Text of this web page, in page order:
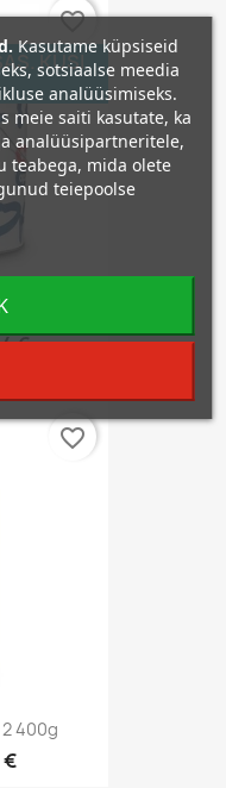
2 18kg
€
KÜSI
favorite_border
400g
€
favorite_border
Kasutame küpsiseid
sotsiaalse meedia
analüüsimiseks.
meie saiti kasutate, ka
analüüsipartneritele,
teabega, mida olete
teiepoolse